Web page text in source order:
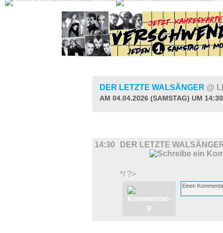
GAY
DER LETZTE WALSÄNGER @
AM 04.04.2026 (SAMSTAG) UM
14:30 DER LETZTE
*/ ?>